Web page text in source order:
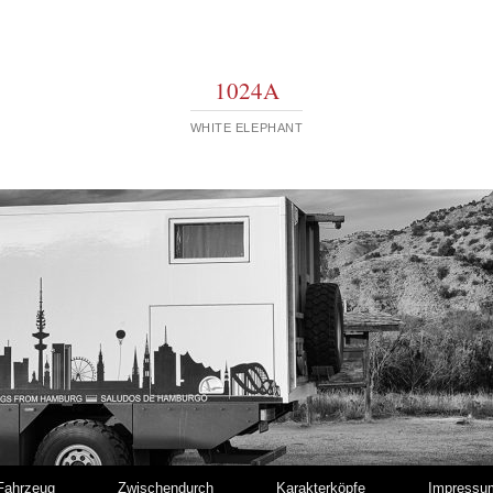
1024A
WHITE ELEPHANT
Zwischendurch Karakterköpfe